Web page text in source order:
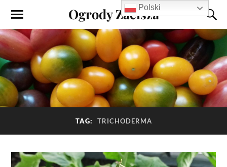
Ogrody Zacisza
TAG: TRICHODERMA
Polski